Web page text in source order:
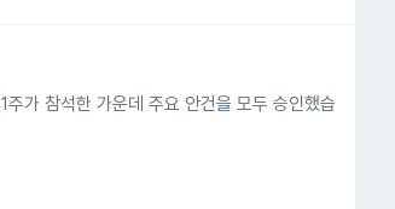
참석한 가운데 주요 안건을 모두 승인했습